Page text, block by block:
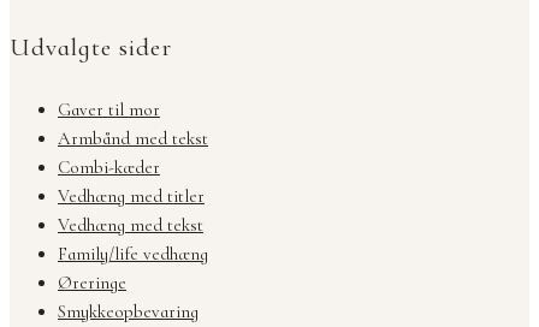
Udvalgte sider
Gaver til mor
Armbånd med tekst
Combi-kæder
Vedhæng med titler
Vedhæng med tekst
Family/life vedhæng
Øreringe
Smykkeopbevaring